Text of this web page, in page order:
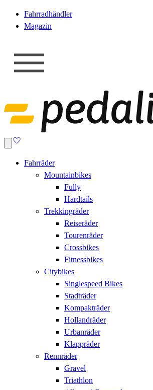
Fahrradhändler
Magazin
Fahrräder
Mountainbikes
Fully
Hardtails
Trekkingräder
Reiseräder
Tourenräder
Crossbikes
Fitnessbikes
Citybikes
Singlespeed Bikes
Stadträder
Kompakträder
Hollandräder
Urbanräder
Klappräder
Rennräder
Gravel
Triathlon